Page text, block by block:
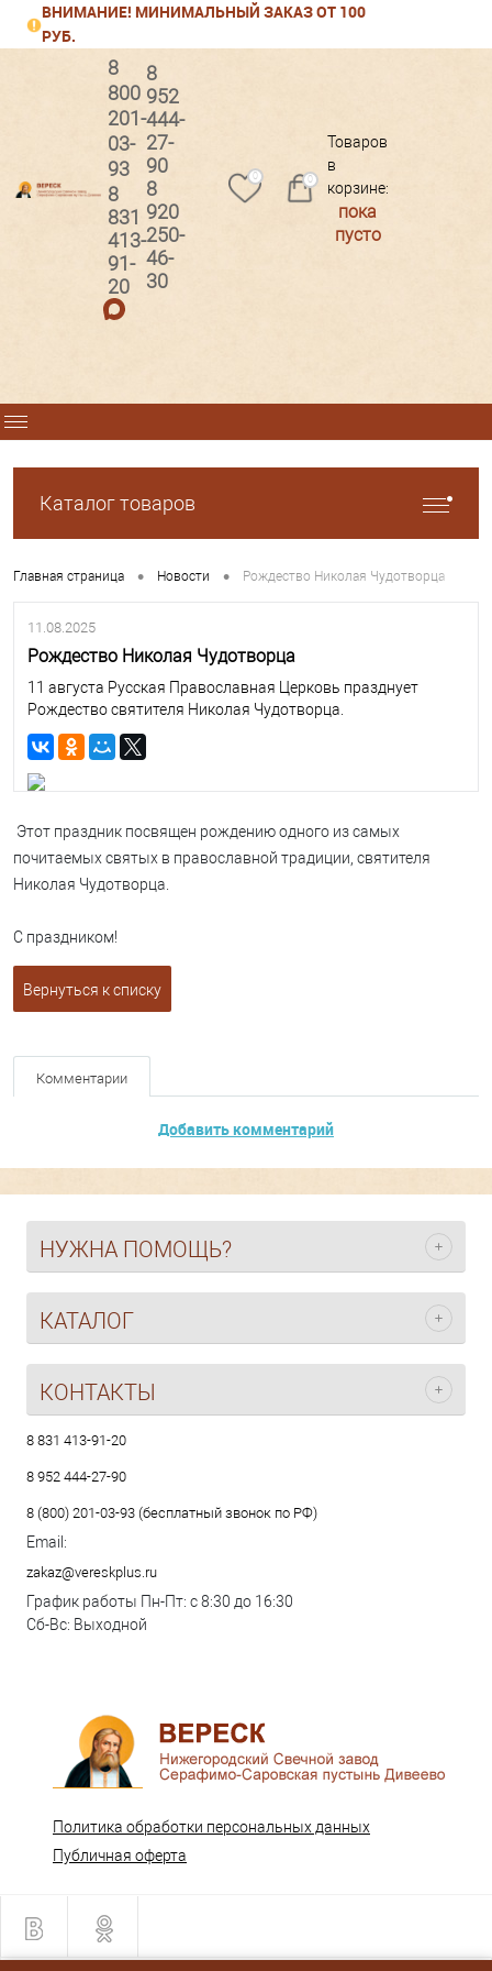
ВНИМАНИЕ! МИНИМАЛЬНЫЙ ЗАКАЗ ОТ 100
РУБ.
Регистрация
8
800
201-
03-
93
8
831
413-
91-
20
8
952
444-
27-
90
8
920
250-
46-
30
0 0
Товаров
в
корзине:
пока
пусто
Каталог товаров
Главная страница • Новости • Рождество Николая Чудотворца
11.08.2025
Рождество Николая Чудотворца
11 августа Русская Православная Церковь празднует
Рождество святителя Николая Чудотворца.
Этот праздник посвящен рождению одного из самых
почитаемых святых в православной традиции, святителя
Николая Чудотворца.
С праздником!
Вернуться к списку
Комментарии
Добавить комментарий
НУЖНА ПОМОЩЬ?
КАТАЛОГ
КОНТАКТЫ
8 831 413-91-20
8 952 444-27-90
8 (800) 201-03-93 (бесплатный звонок по РФ)
Email:
zakaz@vereskplus.ru
График работы Пн-Пт: с 8:30 до 16:30
Сб-Вс: Выходной
Политика обработки персональных данных
Публичная оферта